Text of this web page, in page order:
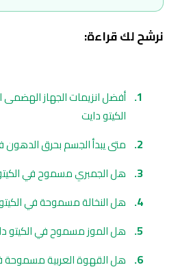
نرشح لك قراءة:
أفضل انزيمات الجهاز
الكيتو دايت
متى يبدأ الجسم بحرق الدهون
هل الجمبري مسموح في
هل النخالة مسموحة في
هل الموز مسموح في الكيتو
هل القهوة العربية مسموحة